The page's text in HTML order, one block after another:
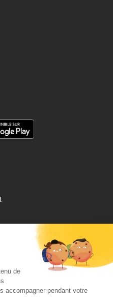
de
accompagner pendant votre